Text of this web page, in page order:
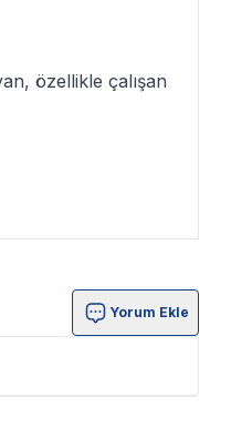
özellikle çalışan
Yorum Ekle